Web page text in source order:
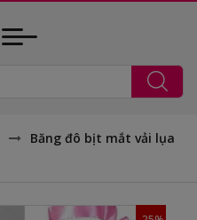
Băng đô bịt mắt vải lụa